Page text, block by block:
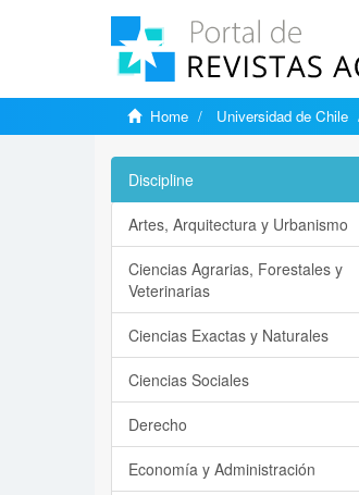
Home Universidad de Chile
Discipline
Artes, Arquitectura y Urbanismo
Ciencias Agrarias, Forestales y
Veterinarias
Ciencias Exactas y Naturales
Ciencias Sociales
Derecho
Economía y Administración